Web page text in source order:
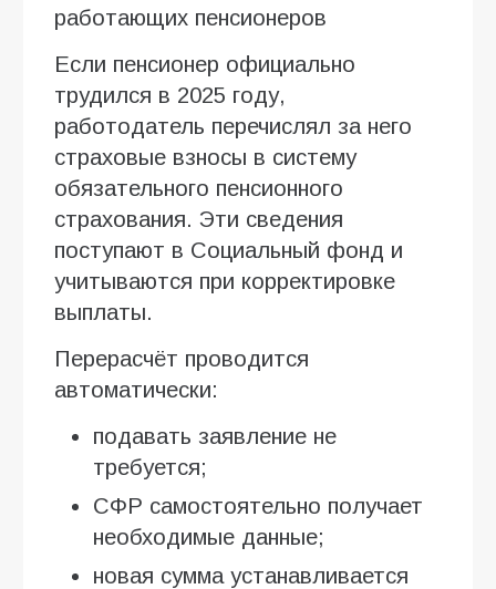
работающих пенсионеров
Если пенсионер официально
трудился в 2025 году,
работодатель перечислял за него
страховые взносы в систему
обязательного пенсионного
страхования. Эти сведения
поступают в Социальный фонд и
учитываются при корректировке
выплаты.
Перерасчёт проводится
автоматически:
подавать заявление не
требуется;
СФР самостоятельно получает
необходимые данные;
новая сумма устанавливается